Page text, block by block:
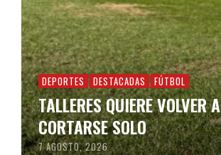
DEPORTES DESTACADAS FÚTBOL
TALLERES QUIERE VOLVER A
CORTARSE SOLO
7 AGOSTO, 2026